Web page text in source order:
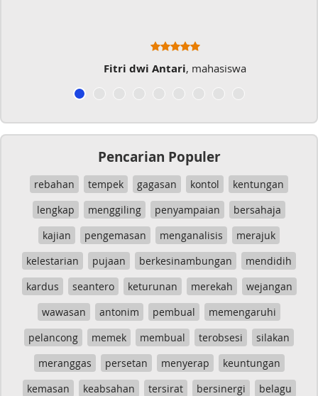
Fitri dwi Antari, mahasiswa
Pencarian Populer
rebahan tempek gagasan kontol
kentungan
lengkap
menggiling penyampaian
bersahaja
kajian
pengemasan menganalisis
merajuk
kelestarian
pujaan berkesinambungan
mendidih
kardus
seantero keturunan merekah
wejangan
wawasan
antonim pembual
memengaruhi
pelancong
memek membual terobsesi
silakan
meranggas
persetan menyerap
keuntungan
kemasan
keabsahan tersirat bersinergi
belagu